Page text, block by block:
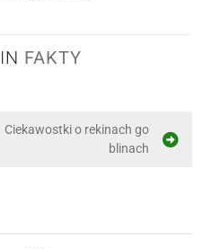
FAKTY
Ciekawostki o rekinach go
blinach